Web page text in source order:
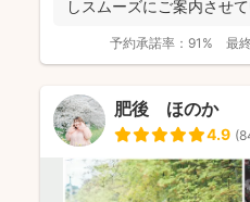
しスムーズにご案内させ
予約承諾率： 91% 最
肥後 ほのか
4.9 (